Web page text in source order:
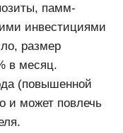
памм-
инвестициями
размер
в месяц.
(повышенной
и может повлечь